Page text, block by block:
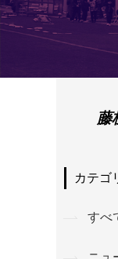
藤
カテゴ
すべ